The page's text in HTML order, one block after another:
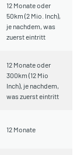
12 Monate oder
50km (2 Mio. Inch),
je nachdem, was
zuerst eintritt
12 Monate oder
300km (12 Mio
Inch), je nachdem,
was zuerst eintritt
12 Monate